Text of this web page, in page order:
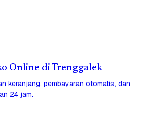
Online di Trenggalek
keranjang, pembayaran otomatis, dan
24 jam.